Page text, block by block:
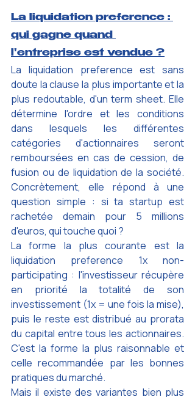
La liquidation preference :
qui gagne quand
l'entreprise est vendue ?
La liquidation preference est sans
doute la clause la plus importante et la
plus redoutable, d'un term sheet. Elle
détermine l'ordre et les conditions
dans lesquels les différentes
catégories d'actionnaires seront
remboursées en cas de cession, de
fusion ou de liquidation de la société.
Concrètement, elle répond à une
question simple : si ta startup est
rachetée demain pour 5 millions
d'euros, qui touche quoi ?
La forme la plus courante est la
liquidation preference 1x non-
participating : l'investisseur récupère
en priorité la totalité de son
investissement (1x = une fois la mise),
puis le reste est distribué au prorata
du capital entre tous les actionnaires.
C'est la forme la plus raisonnable et
celle recommandée par les bonnes
pratiques du marché.
Mais il existe des variantes bien plus